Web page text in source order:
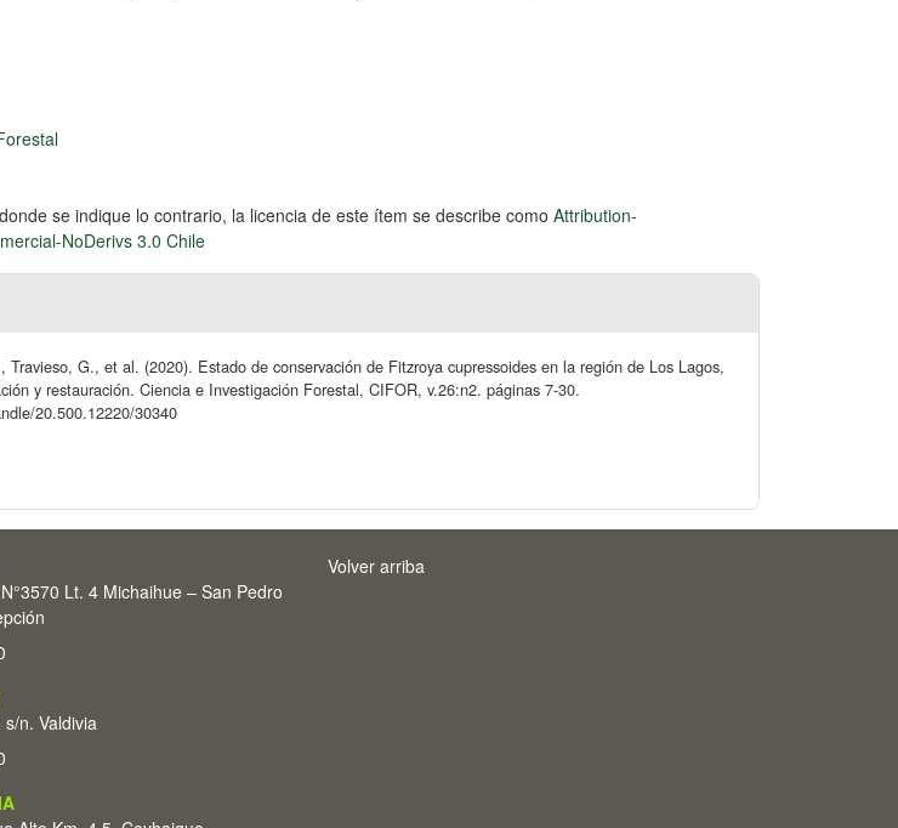
se indique lo contrario, la licencia de este ítem se describe como Attribution-
NoDerivs 3.0 Chile
Travieso, G., et al. (2020). Estado de conservación de Fitzroya cupressoides en la región de Los Lagos,
y restauración. Ciencia e Investigación Forestal, CIFOR, v.26:n2. páginas 7-30.
20.500.12220/30340
Lt. 4 Michaihue – San Pedro
n. Valdivia
Volver arriba